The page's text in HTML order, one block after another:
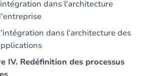
dans l'architecture
dans l'architecture des
IV. Redéfinition des processus